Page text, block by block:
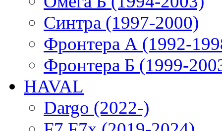
Синтра (1997-2000)
Фронтера А (1992-
Фронтера Б (1999-
HAVAL
Dargo (2022-)